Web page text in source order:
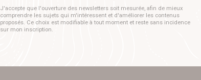
J'accepte que l'ouverture des newsletters soit mesurée, afin de mieux
comprendre les sujets qui m'intéressent et d'améliorer les contenus
proposés. Ce choix est modifiable à tout moment et reste sans incidence
sur mon inscription.